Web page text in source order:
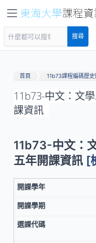
搜尋
首頁 11b73課程編碼歷
11b73-中文：文
課資訊
11b73-中文：
五年開課資訊 [